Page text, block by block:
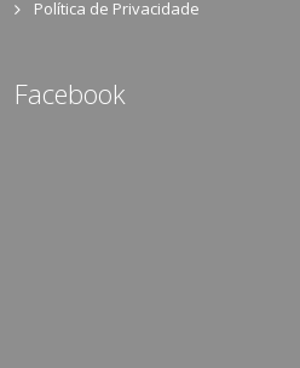
Política de Privacidade
Facebook